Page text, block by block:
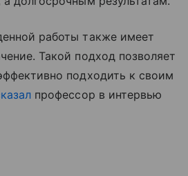
работы также имеет
Такой подход позволяет
подходить к своим
профессор в интервью